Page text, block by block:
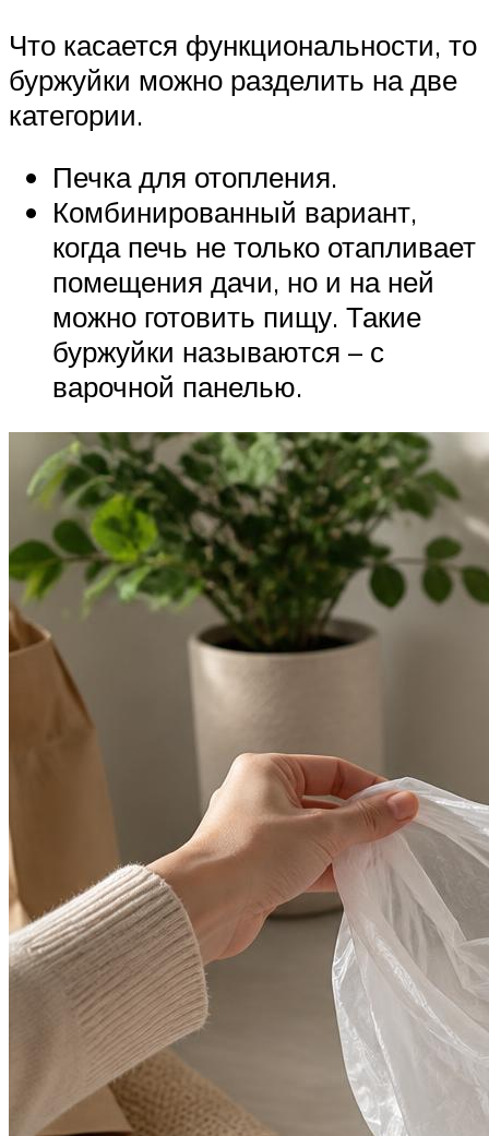
Что касается функциональности, то
буржуйки можно разделить на две
категории.
Печка для отопления.
Комбинированный вариант,
когда печь не только отапливает
помещения дачи, но и на ней
можно готовить пищу. Такие
буржуйки называются – с
варочной панелью.